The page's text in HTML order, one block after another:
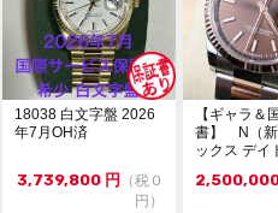
・生産終了モデル
・日差約+3秒
（タイムグラファ
考程度にお考えく
細かなキズが少
く比較的キレイな
ガラスにキズやカ
18038 白文字盤 2026
年7月OH済
3,739,800 円
（税０
円）
【ギャラ＆
書】 N（新
ックス デイ
126231